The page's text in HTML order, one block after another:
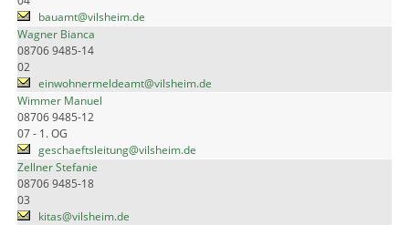
bauamt@vilsheim.de
Wagner Bianca
08706 9485-14
02
einwohnermeldeamt@vilsheim.de
Wimmer Manuel
08706 9485-12
07 - 1. OG
geschaeftsleitung@vilsheim.de
Zellner Stefanie
08706 9485-18
03
kitas@vilsheim.de